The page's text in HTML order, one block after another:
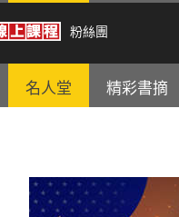
粉絲團
名人堂 精彩書摘